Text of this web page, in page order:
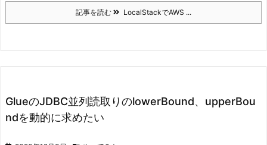
記事を読む LocalStackでAWS ...
GlueのJDBC並列読取りのlowerBound、upperBou
ndを動的に求めたい